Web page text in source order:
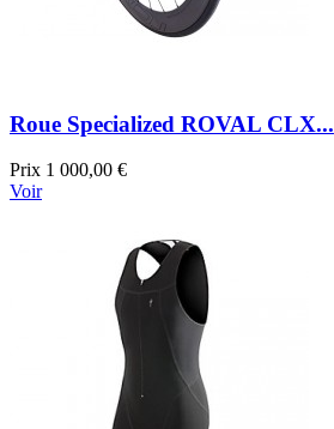
Roue Specialized ROVAL CLX...
Prix 1 000,00 €
Voir